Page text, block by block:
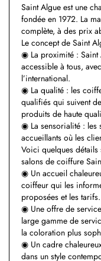
Saint Algue est une
fondée en 1972. La
complète, à des prix
Le concept de Saint
◉ La proximité : Saint
accessible à tous,
l’international.
◉ La qualité : les
qualifiés qui suivent
produits de haute
◉ La sensorialité : les
accueillants où les
Voici quelques
salons de coiffure
◉ Un accueil
coiffeur qui les
proposées et les tarifs.
◉ Une offre de
large gamme de
la coloration plus
◉ Un cadre
dans un style